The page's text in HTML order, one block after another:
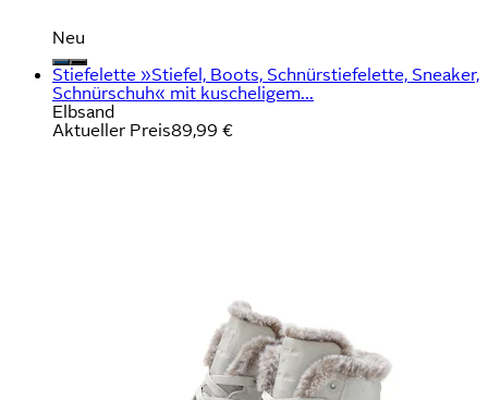
Neu
Stiefelette »Stiefel, Boots, Schnürstiefelette, Sneaker,
Schnürschuh« mit kuscheligem...
Elbsand
Aktueller Preis89,99 €